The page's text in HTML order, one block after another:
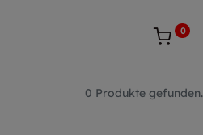
0
0 Produkte gefunden.